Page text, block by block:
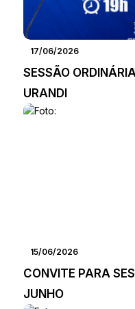
17/06/2026
SESSÃO
URANDI
15/06/2026
CONVITE PARA
JUNHO